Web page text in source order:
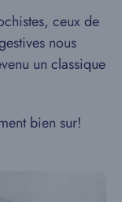
ceux de
nous
un classique
bien sur!